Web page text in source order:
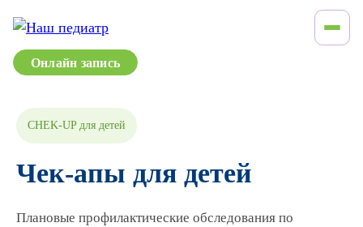
Онлайн запись
CHEK-UP для детей
Чек-апы для детей
Плановые профилактические обследования по